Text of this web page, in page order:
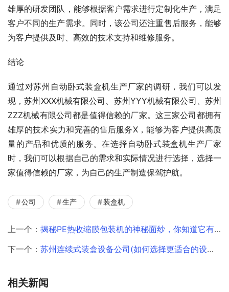
雄厚的研发团队，能够根据客户需求进行定制化生产，满足
客户不同的生产需求。同时，该公司还注重售后服务，能够
为客户提供及时、高效的技术支持和维修服务。
结论
通过对苏州自动卧式装盒机生产厂家的调研，我们可以发
现，苏州XXX机械有限公司、苏州YYY机械有限公司、苏州
ZZZ机械有限公司都是值得信赖的厂家。这三家公司都拥有
雄厚的技术实力和完善的售后服务X，能够为客户提供高质
量的产品和优质的服务。在选择自动卧式装盒机生产厂家
时，我们可以根据自己的需求和实际情况进行选择，选择一
家值得信赖的厂家，为自己的生产制造保驾护航。
公司 生产 装盒机
上一个： 揭秘PE热收缩膜包装机的神秘面纱，你知道它有哪些惊人的功能吗
下一个： 苏州连续式装盒设备公司(如何选择更适合的设备供应商)
相关新闻